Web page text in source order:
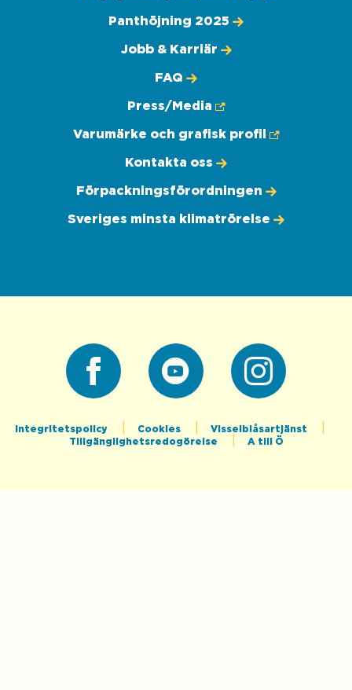
Panthöjning 2025
Jobb & Karriär
FAQ
Press/Media
Varumärke och grafisk profil
Kontakta oss
Förpackningsförordningen
Sveriges minsta klimatrörelse
Integritetspolicy Cookies
Visselblåsartjänst
Tillgänglighetsredogörelse
A till Ö